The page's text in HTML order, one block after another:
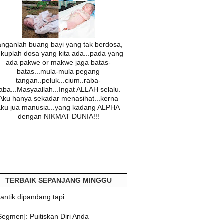
Travelog Cinta
JANGAN SINDIR SAYA...
~..Lesung Batu..~
Niena Pengembara Ilahi
| HANA LEE |
my story
! lovexils !
Geng Penjara Dunia
KakaKecik aDisH sHidA
buang bayi yang tak berdosa,
dosa yang kita ada...pada yang
ada pakwe or makwe jaga batas-
batas...mula-mula pegang
tangan..peluk...cium..raba-
ALLAH selalu.
hanya sekadar menasihat...kerna
jua manusia...yang kadang ALPHA
dengan NIKMAT DUNIA!!!
TERBAIK SEPANJANG MINGGU
dipandang tapi...
Puitiskan Diri Anda